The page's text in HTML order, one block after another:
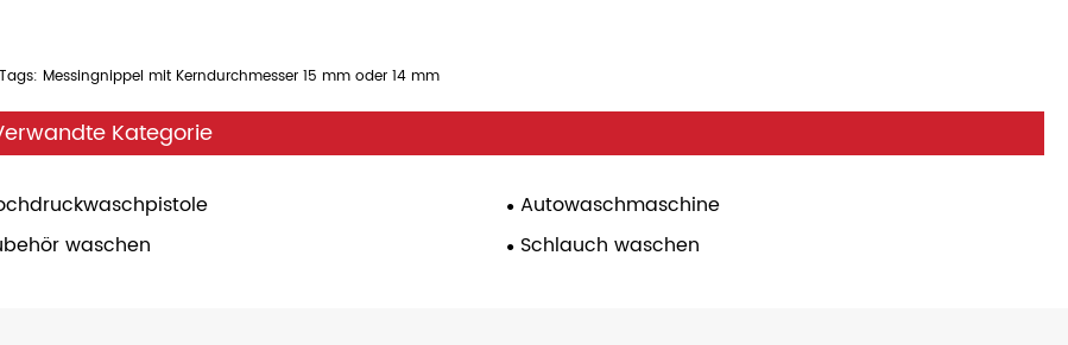
Messingnippel mit Kerndurchmesser 15 mm oder 14 mm
Kategorie
Autowaschmaschine
waschen
Schlauch waschen